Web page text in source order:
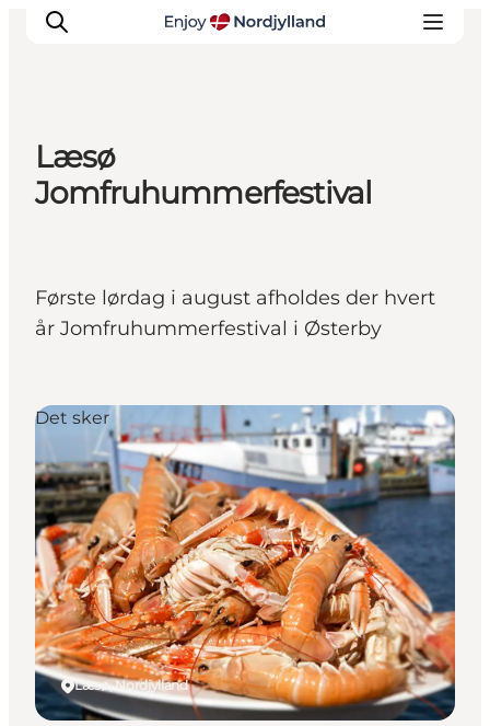
Oplevelser og aktiviteter
Det sker
For børn
Læsø
Jomfruhummerfestival
Første lørdag i august afholdes der hvert
år Jomfruhummerfestival i Østerby
Læsø, Nordjylland
Det sker